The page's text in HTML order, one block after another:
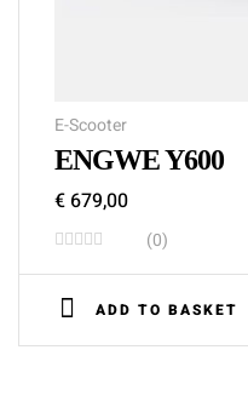
E-Scooter
ENGWE Y600
€ 679,00
(0)
ADD TO BASKET